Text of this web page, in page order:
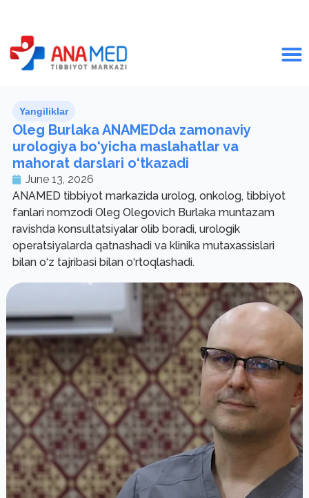
Yangiliklar
Oleg Burlaka ANAMEDda zamonaviy
urologiya bo‘yicha maslahatlar va
mahorat darslari o‘tkazadi
June 13, 2026
ANAMED tibbiyot markazida urolog, onkolog, tibbiyot
fanlari nomzodi Oleg Olegovich Burlaka muntazam
ravishda konsultatsiyalar olib boradi, urologik
operatsiyalarda qatnashadi va klinika mutaxassislari
bilan o‘z tajribasi bilan o‘rtoqlashadi.